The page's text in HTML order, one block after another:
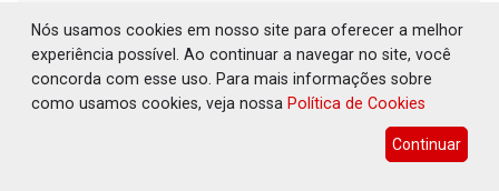
Ele brincou dizendo ser "uma pena" não ter o dinheiro
para emprestar, mas garantiu que sua caminhada eleitoral
segue firme
Nós usamos cookies em nosso site para oferecer a melhor
experiência possível. Ao continuar a navegar no site, você
concorda com esse uso. Para mais informações sobre
como usamos cookies, veja nossa Política de Cookies
Continuar